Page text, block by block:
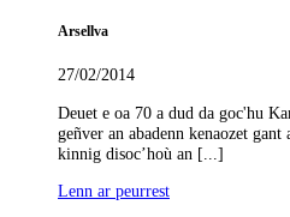
Arsellva
27/02/2014
Deuet e oa 70 a dud da goc'hu
geñver an abadenn kenaozet gant
kinnig disoc’hoù an [...]
Lenn ar peurrest